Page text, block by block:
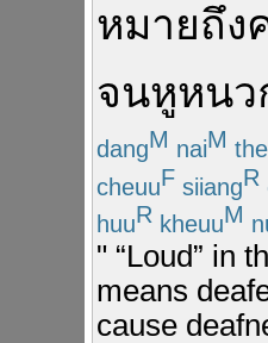
หมายถึง
จนหูหนว
dangM naiM
cheuuF siiangR
huuR kheuuM
" “Loud” in
means
cause